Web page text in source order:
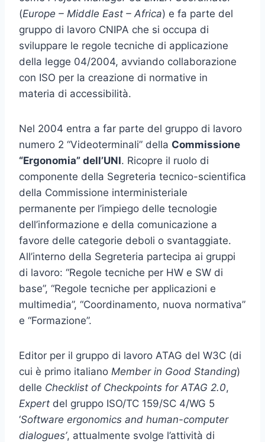
(Europe – Middle East – Africa) e fa parte del
gruppo di lavoro CNIPA che si occupa di
sviluppare le regole tecniche di applicazione
della legge 04/2004, avviando collaborazione
con ISO per la creazione di normative in
materia di accessibilità.
Nel 2004 entra a far parte del gruppo di lavoro
numero 2 “Videoterminali” della Commissione
“Ergonomia” dell’UNI. Ricopre il ruolo di
componente della Segreteria tecnico-scientifica
della Commissione interministeriale
permanente per l’impiego delle tecnologie
dell’informazione e della comunicazione a
favore delle categorie deboli o svantaggiate.
All’interno della Segreteria partecipa ai gruppi
di lavoro: “Regole tecniche per HW e SW di
base”, “Regole tecniche per applicazioni e
multimedia”, “Coordinamento, nuova normativa”
e “Formazione”.
Editor per il gruppo di lavoro ATAG del W3C (di
cui è primo italiano Member in Good Standing)
delle Checklist of Checkpoints for ATAG 2.0,
Expert del gruppo ISO/TC 159/SC 4/WG 5
‘Software ergonomics and human-computer
dialogues’, attualmente svolge l’attività di